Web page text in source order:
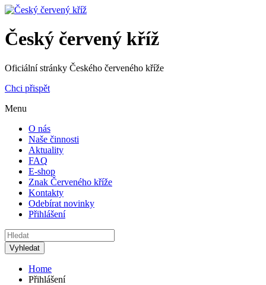
Český červený kříž
Oficiální stránky Českého červeného kříže
Chci přispět
Menu
O nás
Naše činnosti
Aktuality
FAQ
E-shop
Znak Červeného kříže
Kontakty
Odebírat novinky
Přihlášení
Home
Přihlášení